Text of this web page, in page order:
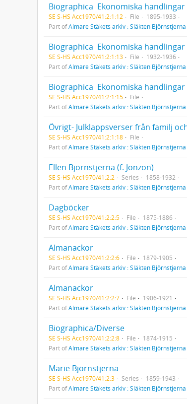
Biographica  Ekonomiska
SE S-HS Acc1970/41:2:1:12 File
1895-1933
Part ofAlmare Stäkets arkiv : Släkten Björnstjerna
Biographica  Ekonomiska handlingar
SE S-HS Acc1970/41:2:1:13 File
1932-1936
Part ofAlmare Stäkets arkiv : Släkten Björnstjerna
Biographica  Ekonomiska handlingar
SE S-HS Acc1970/41:2:1:15
File
Part ofAlmare Stäkets arkiv : Släkten Björnstjerna
Övrigt- Julklappsverser från familj
SE S-HS Acc1970/41:2:1:18
File
Part ofAlmare Stäkets arkiv : Släkten Björnstjerna
Ellen Björnstjerna (f. Jonzon)
SE S-HS Acc1970/41:2:2 Series
1858-1932
Part ofAlmare Stäkets arkiv : Släkten Björnstjerna
Dagböcker
SE S-HS Acc1970/41:2:2:5 File
1875-1886
Part ofAlmare Stäkets arkiv : Släkten Björnstjerna
Almanackor
SE S-HS Acc1970/41:2:2:6 File
1879-1905
Part ofAlmare Stäkets arkiv : Släkten Björnstjerna
Almanackor
SE S-HS Acc1970/41:2:2:7 File
1906-1921
Part ofAlmare Stäkets arkiv : Släkten Björnstjerna
Biographica/Diverse
SE S-HS Acc1970/41:2:2:8 File
1874-1915
Part ofAlmare Stäkets arkiv : Släkten Björnstjerna
Marie Björnstjerna
SE S-HS Acc1970/41:2:3 Series
1859-1943
Part ofAlmare Stäkets arkiv : Släkten Björnstjerna